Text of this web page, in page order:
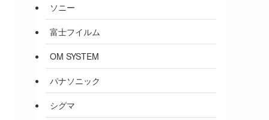
ソニー
富士フイルム
OM SYSTEM
パナソニック
シグマ